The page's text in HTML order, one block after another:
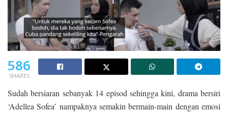
586
SHARES
Sudah bersiaran sebanyak 14 episod sehingga kini, drama bersiri
‘Adellea Sofea’ nampaknya semakin bermain-main dengan emosi